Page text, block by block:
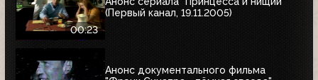
00:23
(Первый канал, 19.11.2005)
Анонс документального фильма